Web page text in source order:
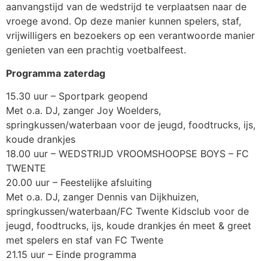
aanvangstijd van de wedstrijd te verplaatsen naar de
vroege avond. Op deze manier kunnen spelers, staf,
vrijwilligers en bezoekers op een verantwoorde manier
genieten van een prachtig voetbalfeest.
Programma zaterdag
15.30 uur – Sportpark geopend
Met o.a. DJ, zanger Joy Woelders,
springkussen/waterbaan voor de jeugd, foodtrucks, ijs,
koude drankjes
18.00 uur – WEDSTRIJD VROOMSHOOPSE BOYS – FC
TWENTE
20.00 uur – Feestelijke afsluiting
Met o.a. DJ, zanger Dennis van Dijkhuizen,
springkussen/waterbaan/FC Twente Kidsclub voor de
jeugd, foodtrucks, ijs, koude drankjes én meet & greet
met spelers en staf van FC Twente
21.15 uur – Einde programma